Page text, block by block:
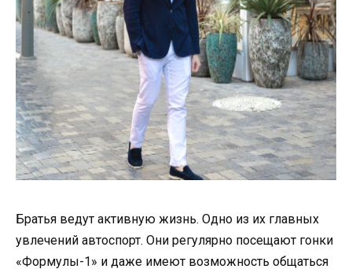
Братья ведут активную жизнь. Одно из их главных
увлечений автоспорт. Они регулярно посещают гонки
«Формулы-1» и даже имеют возможность общаться